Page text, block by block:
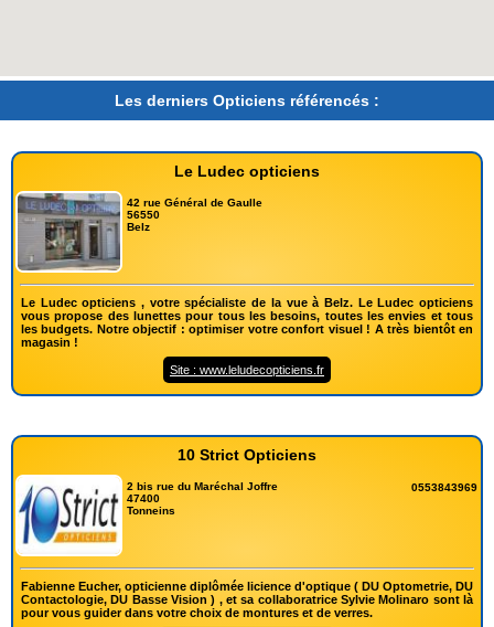
Les derniers Opticiens référencés :
Le Ludec opticiens
42 rue Général de Gaulle
56550
Belz
Le Ludec opticiens , votre spécialiste de la vue à Belz. Le Ludec opticiens
vous propose des lunettes pour tous les besoins, toutes les envies et tous
les budgets. Notre objectif : optimiser votre confort visuel ! A très bientôt en
magasin !
Site : www.leludecopticiens.fr
10 Strict Opticiens
2 bis rue du Maréchal Joffre
47400
Tonneins
0553843969
Fabienne Eucher, opticienne diplômée licience d'optique ( DU Optometrie, DU
Contactologie, DU Basse Vision ) , et sa collaboratrice Sylvie Molinaro sont là
pour vous guider dans votre choix de montures et de verres.